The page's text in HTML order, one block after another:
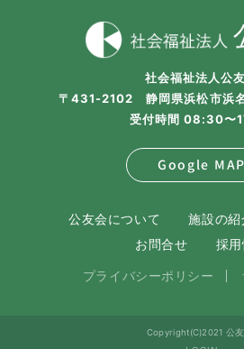
社会福祉法人公
〒431-2102 静岡県浜松市浜
受付時間 08:30〜
Google MAP
公友会について 施設の紹
お問合せ
採
プライバシーポリシー
Copyright(C)2021 公友